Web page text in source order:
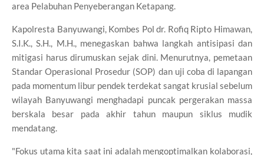
area Pelabuhan Penyeberangan Ketapang.
Kapolresta Banyuwangi, Kombes Pol dr. Rofiq Ripto Himawan,
S.I.K., S.H., M.H., menegaskan bahwa langkah antisipasi dan
mitigasi harus dirumuskan sejak dini. Menurutnya, pemetaan
Standar Operasional Prosedur (SOP) dan uji coba di lapangan
pada momentum libur pendek terdekat sangat krusial sebelum
wilayah Banyuwangi menghadapi puncak pergerakan massa
berskala besar pada akhir tahun maupun siklus mudik
mendatang.
"Fokus utama kita saat ini adalah mengoptimalkan kolaborasi,